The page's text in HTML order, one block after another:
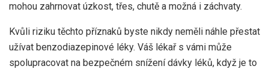
mohou zahrnovat úzkost, třes, chutě a možná i záchvaty.
Kvůli riziku těchto příznaků byste nikdy neměli náhle přestat
užívat benzodiazepinové léky. Váš lékař s vámi může
spolupracovat na bezpečném snížení dávky léků, když je to